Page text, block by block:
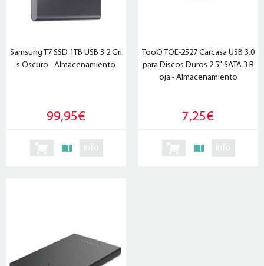
Samsung T7 SSD 1TB USB 3.2 Gri
s Oscuro - Almacenamiento
99,95€
info
TooQ TQE-2527 Carcasa USB 3.0
para Discos Duros 2.5" SATA 3 R
oja - Almacenamiento
7,25€
info